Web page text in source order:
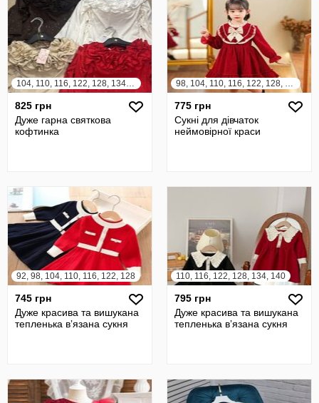
104, 110, 116, 122, 128, 134, 140, 146, 152, 158, 164
825 грн
Дуже гарна святкова
кофтинка
98, 104, 110, 116, 122, 128, 134, 140
775 грн
Сукні для дівчаток
неймовірної краси
92, 98, 104, 110, 116, 122, 128
745 грн
Дуже красива та вишукана
тепленька вʼязана сукня
110, 116, 122, 128, 134, 140
795 грн
Дуже красива та вишукана
тепленька вʼязана сукня